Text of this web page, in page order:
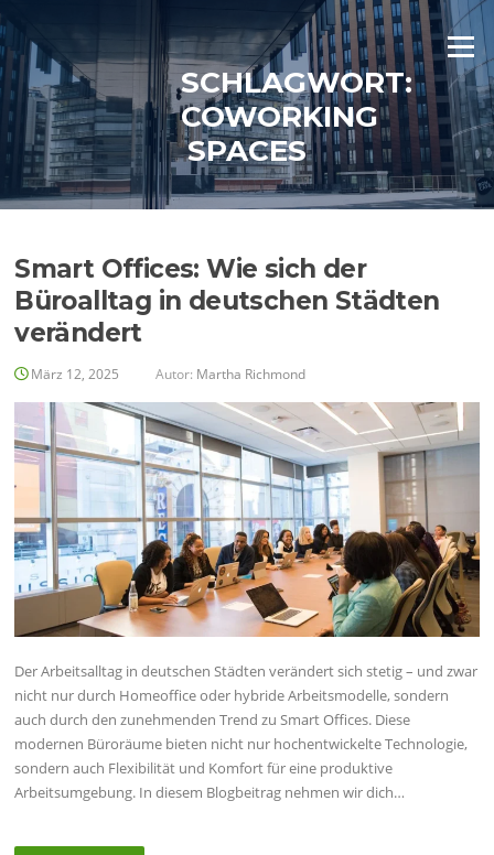
Zum
Inhalt
springen
Menü
SCHLAGWORT:
COWORKING
SPACES
Smart Offices: Wie sich der
Büroalltag in deutschen Städten
verändert
März 12, 2025 Autor: Martha Richmond
Der Arbeitsalltag in deutschen Städten verändert sich stetig – und zwar
nicht nur durch Homeoffice oder hybride Arbeitsmodelle, sondern
auch durch den zunehmenden Trend zu Smart Offices. Diese
modernen Büroräume bieten nicht nur hochentwickelte Technologie,
sondern auch Flexibilität und Komfort für eine produktive
Arbeitsumgebung. In diesem Blogbeitrag nehmen wir dich…